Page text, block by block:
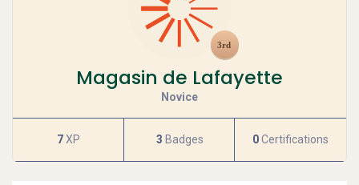
Magasin de Lafayette
Novice
7XP 3 Badges 0Certifications